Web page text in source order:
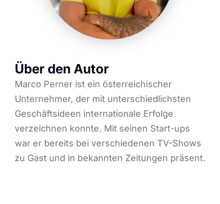
Über den Autor
Marco Perner ist ein österreichischer
Unternehmer, der mit unterschiedlichsten
Geschäftsideen internationale Erfolge
verzeichnen konnte. Mit seinen Start-ups
war er bereits bei verschiedenen TV-Shows
zu Gast und in bekannten Zeitungen präsent.